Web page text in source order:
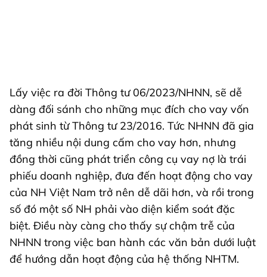
Lấy việc ra đời Thông tư 06/2023/NHNN, sẽ dễ
dàng đối sánh cho những mục đích cho vay vốn
phát sinh từ Thông tư 23/2016. Tức NHNN đã gia
tăng nhiều nội dung cấm cho vay hơn, nhưng
đồng thời cũng phát triển công cụ vay nợ là trái
phiếu doanh nghiệp, đưa đến hoạt động cho vay
của NH Việt Nam trở nên dễ dãi hơn, và rồi trong
số đó một số NH phải vào diện kiểm soát đặc
biệt. Điều này càng cho thấy sự chậm trễ của
NHNN trong việc ban hành các văn bản dưới luật
để hướng dẫn hoạt động của hệ thống NHTM.